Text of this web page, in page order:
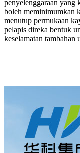
penyelenggaraan yang
boleh meminimumkan
menutup permukaan
pelapis direka bentuk
keselamatan tambahan